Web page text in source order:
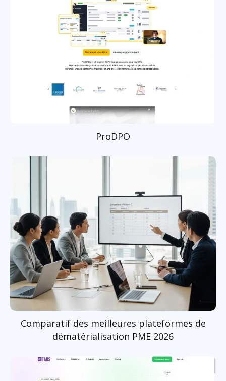
ProDPO
Comparatif des meilleures plateformes de
dématérialisation PME 2026